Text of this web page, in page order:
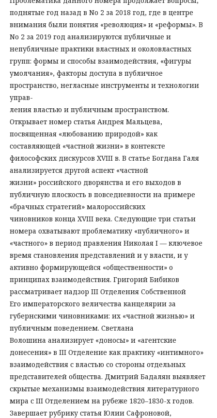
поднятые год назад в No 2 за 2018 год, где в центре
внимания были понятия «революция» и «реформы». В
No 2 за 2019 год анализируются публичные и
непубличные практики властных и околовластных
групп: формы и способы взаимодействия, «фигуры
умолчания», факторы доступа в публичное
пространство, негласные инструменты и технологии
управ-
ления властью и публичным пространством.
Открывает номер статья Андрея Мальцева,
посвященная «любованию природой» как
составляющей «частной жизни» в контексте
философских дискурсов XVIII в. В статье Богдана Галя
анализируется другой аспект «частной
жизни» российского дворянства и его выходов в
публичную плоскость в повседневности на примере
«брачных стратегий» малороссийских
чиновников конца XVIII века. Следующие три статьи
номера охватывают проблематику «публичного» и
«частного» в период правления Николая I — ключевое
время становления представлений и у власти, и у
активно формирующейся «общественности» о
принципах взаимодействия. Григорий Бибиков
рассматривает надзор III Отделения Собственной
Его императорского величества канцелярии за
губернскими чиновниками: их «частной жизнью» и
публичным поведением. Светлана
Волошина анализирует «доносы» и «агентские
донесения» в III Отделение как практику «интимного»
взаимодействия с властью со стороны отдельных
представителей общества. Дмитрий Бадалян выявляет
скрытые механизмы взаимодействия литературного
мира с III Отделением на рубеже 1820–1830-х годов.
Завершает рубрику статья Юлии Сафроновой,